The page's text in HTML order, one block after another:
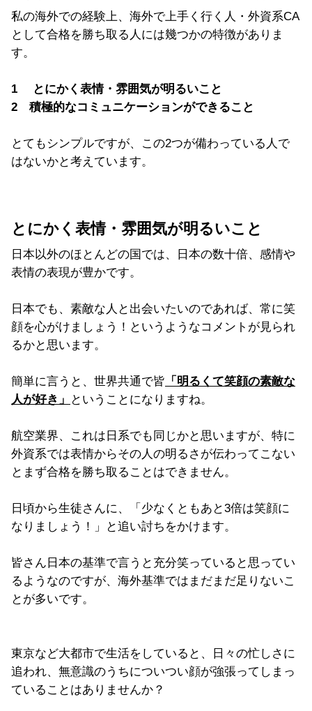
私の海外での経験上、海外で上手く行く人・外資系CA
として合格を勝ち取る人には幾つかの特徴がありま
す。
1 とにかく表情・雰囲気が明るいこと
2 積極的なコミュニケーションができること
とてもシンプルですが、この2つが備わっている人で
はないかと考えています。
とにかく表情・雰囲気が明るいこと
日本以外のほとんどの国では、日本の数十倍、感情や
表情の表現が豊かです。
日本でも、素敵な人と出会いたいのであれば、常に笑
顔を心がけましょう！というようなコメントが見られ
るかと思います。
簡単に言うと、世界共通で皆 「明るくて笑顔の素敵な
人が好き」
ということになりますね。
航空業界、これは日系でも同じかと思いますが、特に
外資系では表情からその人の明るさが伝わってこない
とまず合格を勝ち取ることはできません。
日頃から生徒さんに、「少なくともあと3倍は笑顔に
なりましょう！」と追い討ちをかけます。
皆さん日本の基準で言うと充分笑っていると思ってい
るようなのですが、海外基準ではまだまだ足りないこ
とが多いです。
東京など大都市で生活をしていると、日々の忙しさに
追われ、無意識のうちについつい顔が強張ってしまっ
ていることはありませんか？